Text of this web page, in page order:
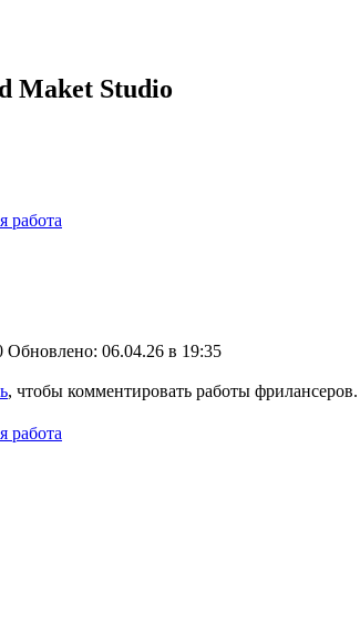
Maket Studio
работа
Обновлено: 06.04.26 в 19:35
, чтобы комментировать работы фрилансеров.
работа